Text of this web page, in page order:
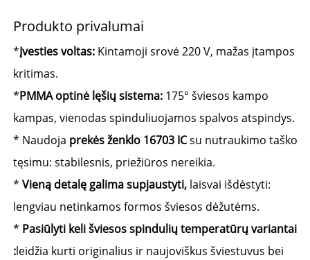
Produkto privalumai
*Įvesties voltas: Kintamoji srovė 220 V, mažas įtampos
kritimas.
*PMMA optinė lęšių sistema: 175° šviesos kampo
kampas, vienodas spinduliuojamos spalvos atspindys.
* Naudoja prekės ženklo 16703 ICsu nutraukimo taško
tęsimu: stabilesnis, priežiūros nereikia.
* Vieną detalę galima supjaustyti, laisvai išdėstyti:
lengviau netinkamos formos šviesos dėžutėms.
* Pasiūlyti keli šviesos spindulių temperatūrų variantai
:leidžia kurti originalius ir naujoviškus šviestuvus bei